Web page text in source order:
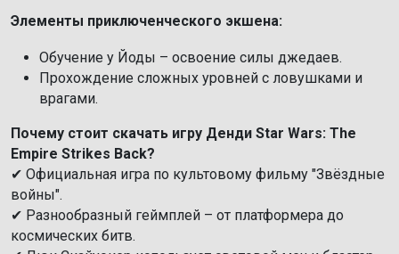
Элементы приключенческого экшена:
Обучение у Йоды – освоение силы джедаев.
Прохождение сложных уровней с ловушками и
врагами.
Почему стоит скачать игру Денди Star Wars: The
Empire Strikes Back?
✔ Официальная игра по культовому фильму "Звёздные
войны".
✔ Разнообразный геймплей – от платформера до
космических битв.